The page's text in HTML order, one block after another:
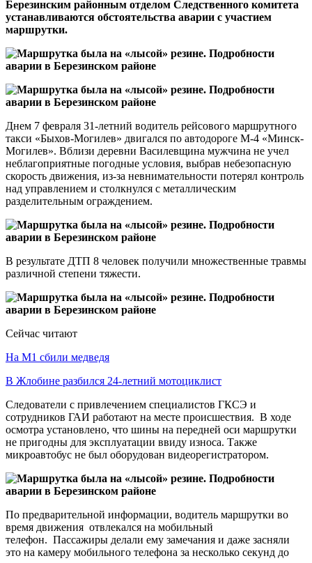
Березинским районным отделом Следственного комитета
устанавливаются обстоятельства аварии с участием
маршрутки.
Днем 7 февраля 31-летний водитель рейсового маршрутного
такси «Быхов-Могилев» двигался по автодороге М-4 «Минск-
Могилев». Вблизи деревни Василевщина мужчина не учел
неблагоприятные погодные условия, выбрав небезопасную
скорость движения, из-за невнимательности потерял контроль
над управлением и столкнулся с металлическим
разделительным ограждением.
В результате ДТП 8 человек получили множественные травмы
различной степени тяжести.
Сейчас читают
На М1 сбили медведя
В Жлобине разбился 24-летний мотоциклист
Следователи с привлечением специалистов ГКСЭ и
сотрудников ГАИ работают на месте происшествия. В ходе
осмотра установлено, что шины на передней оси маршрутки
не пригодны для эксплуатации ввиду износа. Также
микроавтобус не был оборудован видеорегистратором.
По предварительной информации, водитель маршрутки во
время движения отвлекался на мобильный
телефон. Пассажиры делали ему замечания и даже засняли
это на камеру мобильного телефона за несколько секунд до